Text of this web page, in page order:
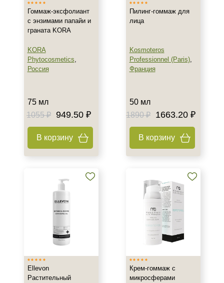
ARDEMI
AVAILPROF
Показать еще
Страна
Израиль
Италия
Показать еще
Азелаиновый
Гликолевый
Джесснера
Показать еще
Гоммаж-эксфолиант
с энзимами папайи и
граната KORA
KORA
Phytocosmetics,
Россия
75 мл
1055 ₽ 949.50 ₽
В корзину
Пилинг-гоммаж для
лица
Kosmoteros
Professionnel (Paris),
Франция
50 мл
1890 ₽
1663.20 ₽
В корзину
Ellevon
Растительный
Крем-гоммаж с
микросферами